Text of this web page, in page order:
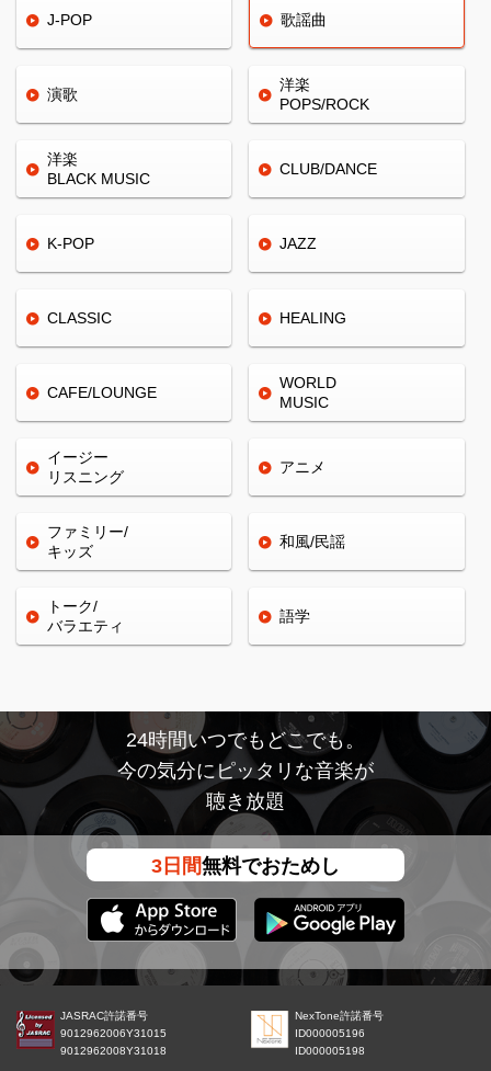
J-POP 歌謡曲
演歌
洋楽
POPS/ROCK
洋楽
BLACK MUSIC
CLUB/DANCE
K-POP JAZZ
CLASSIC HEALING
CAFE/LOUNGE
WORLD
MUSIC
イージー
リスニング
アニメ
ファミリー/
キッズ
和風/民謡
トーク/
バラエティ
語学
24時間いつでもどこでも。
今の気分にピッタリな音楽が
聴き放題
3日間無料でおためし
JASRAC許諾番号
9012962006Y31015
9012962008Y31018
NexTone許諾番号
ID000005196
ID000005198